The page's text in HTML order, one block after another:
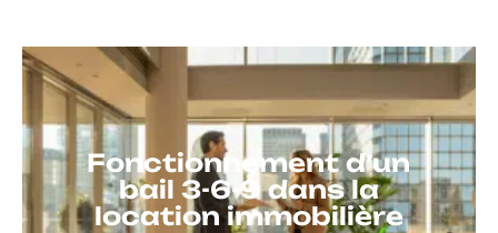
Fonctionnement d’un
bail 3-6-9 dans la
location immobilière